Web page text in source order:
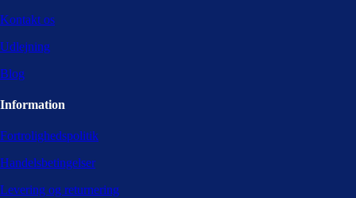
Kontakt os
Udlejning
Blog
Information
Fortrolighedspolitik
Handelsbetingelser
Levering og returnering